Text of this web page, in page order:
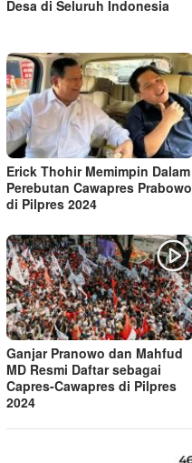
Desa di Seluruh Indonesia
Erick Thohir Memimpin Dalam
Perebutan Cawapres Prabowo
di Pilpres 2024
Ganjar Pranowo dan Mahfud
MD Resmi Daftar sebagai
Capres-Cawapres di Pilpres
2024